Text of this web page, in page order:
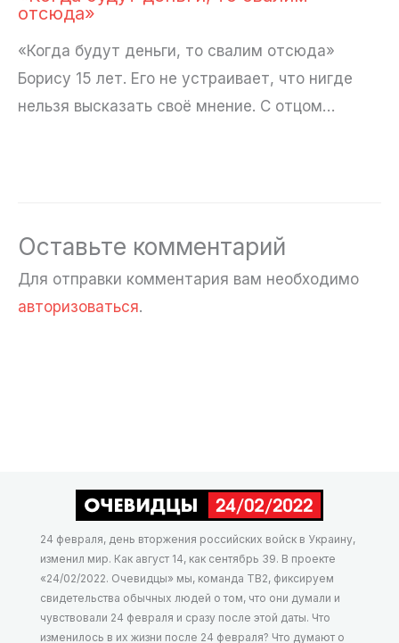
отсюда»
«Когда будут деньги, то свалим отсюда»
Борису 15 лет. Его не устраивает, что нигде
нельзя высказать своё мнение. С отцом…
Оставьте комментарий
Для отправки комментария вам необходимо
авторизоваться.
24 февраля, день вторжения российских войск в Украину,
изменил мир. Как август 14, как сентябрь 39. В проекте
«24/02/2022. Очевидцы» мы, команда ТВ2, фиксируем
свидетельства обычных людей о том, что они думали и
чувствовали 24 февраля и сразу после этой даты. Что
изменилось в их жизни после 24 февраля? Что думают о